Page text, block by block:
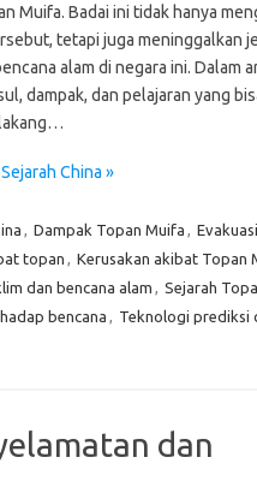
Muifa. Badai ini tidak hanya
tetapi juga meninggalkan
alam di negara ini. Dalam
dampak, dan pelajaran yang
China »
, Dampak Topan Muifa ,
topan , Kerusakan akibat Topan
dan bencana alam , Sejarah
bencana , Teknologi prediksi
dan